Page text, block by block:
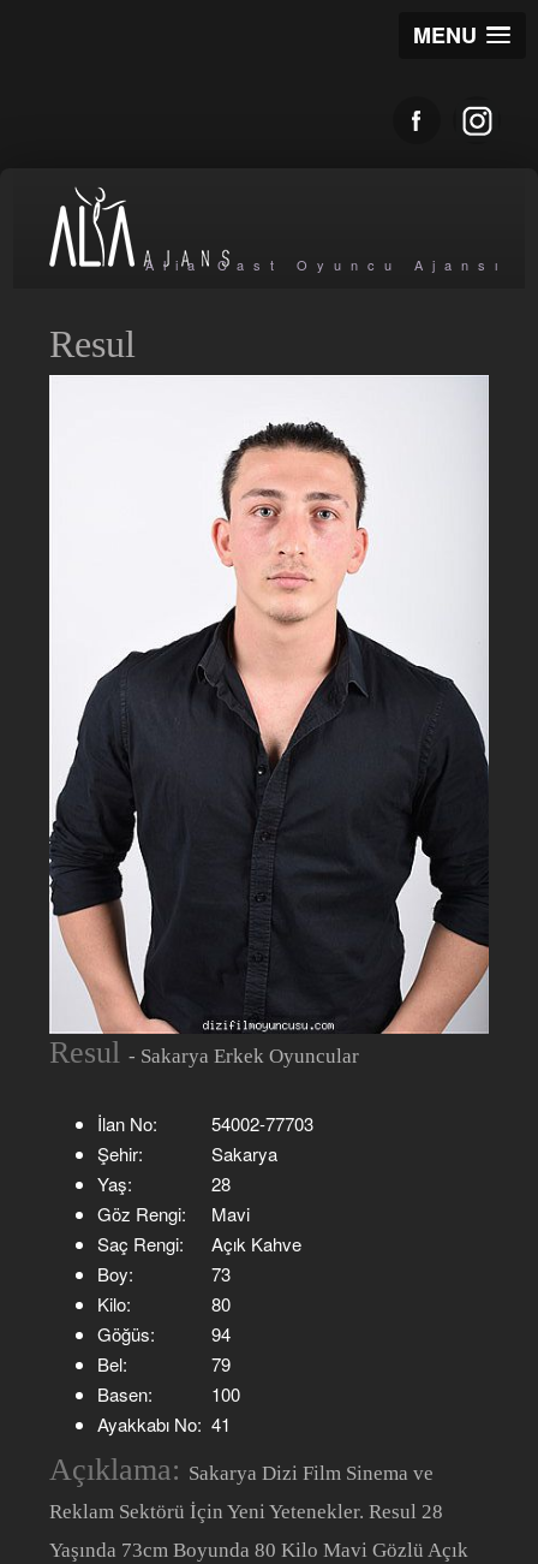
MENU
Alia Cast Oyuncu Ajansı
Resul
Resul- Sakarya Erkek Oyuncular
İlan No:
54002-77703
Şehir:
Sakarya
Yaş:
28
Göz Rengi:
Mavi
Saç Rengi:
Açık Kahve
Boy:
73
Kilo:
80
Göğüs:
94
Bel:
79
Basen:
100
Ayakkabı No: 41
Açıklama: Sakarya Dizi Film Sinema ve
Reklam Sektörü İçin Yeni Yetenekler. Resul 28
Yaşında 73cm Boyunda 80 Kilo Mavi Gözlü Açık